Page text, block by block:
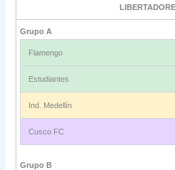
Grupo A
Flamengo
Estudiantes
Ind. Medellín
Cusco FC
Grupo B